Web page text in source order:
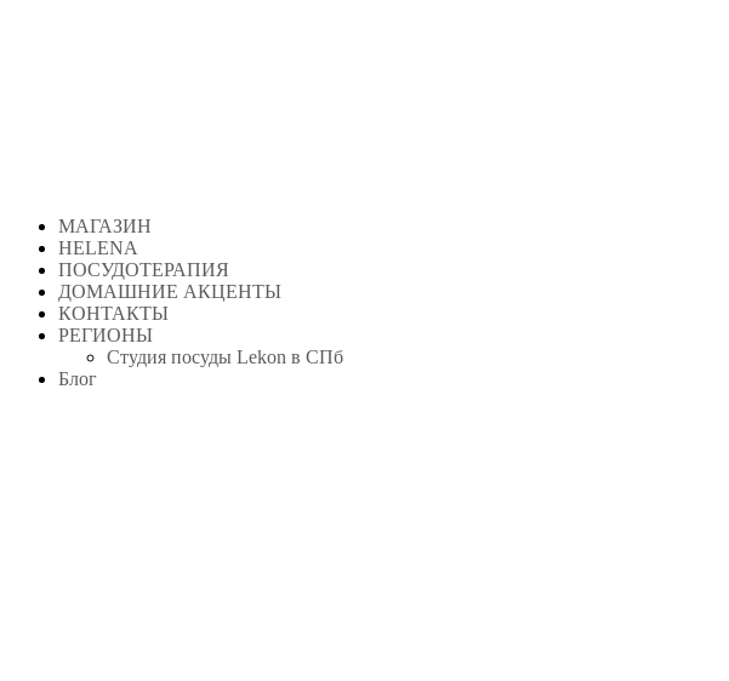
МАГАЗИН
HELENA
ПОСУДОТЕРАПИЯ
ДОМАШНИЕ АКЦЕНТЫ
КОНТАКТЫ
РЕГИОНЫ
Студия посуды Lekon в СПб
Блог